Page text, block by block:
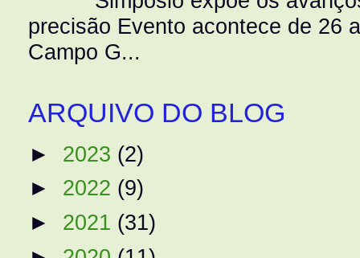
precisão Evento acontece de 26
Campo G...
ARQUIVO DO BLOG
► 2023 (2)
► 2022 (9)
► 2021 (31)